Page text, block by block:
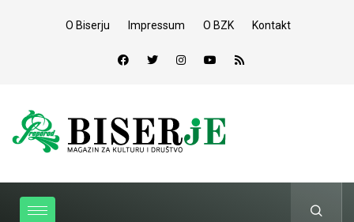
O Biserju Impressum O BZK Kontakt